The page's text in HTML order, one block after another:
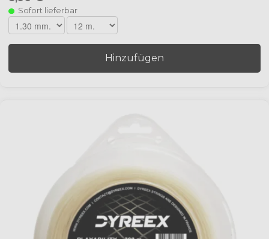
Sofort lieferbar
Hinzufügen